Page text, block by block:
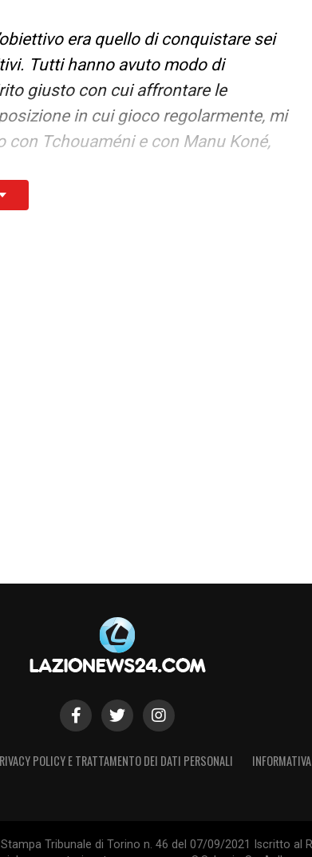
era quello di conquistare sei
Tutti hanno avuto modo di
giusto con cui affrontare le
in cui gioco regolarmente, mi
con Tchouaméni e con Manu Koné,
POLICY E TRATTAMENTO DEI DATI PERSONALI
Tribunale di Torino n. 46 del 07/09/2021 Iscritto al